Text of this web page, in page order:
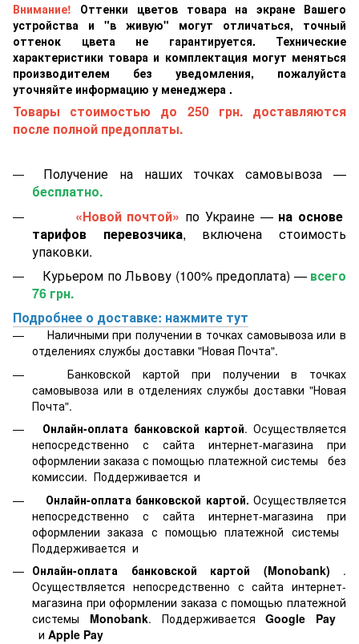
Внимание!
Оттенки цветов товара на экране Вашего
устройства и "в живую" могут отличаться, точный
оттенок цвета не гарантируется. Технические
характеристики товара и комплектация могут меняться
производителем без уведомления, пожалуйста
уточняйте информацию у менеджера .
Товары стоимостью до 250 грн. доставляются
после полной предоплаты.
Получение на наших точках самовывоза —
бесплатно.
«Новой почтой» по Украине — на основе
тарифов перевозчика, включена стоимость
упаковки.
Курьером по Львову (100% предоплата) — всего
76 грн.
Подробнее о доставке: нажмите тут
Наличными при получении в точках самовывоза или в
отделениях службы доставки "Новая Почта".
Банковской картой при получении в точках
самовывоза или в отделениях службы доставки "Новая
Почта".
Онлайн-оплата банковской картой. Осуществляется
непосредственно с сайта интернет-магазина при
оформлении заказа с помощью платежной системы
без
комиссии. Поддерживается и
Онлайн-оплата банковской картой. Осуществляется
непосредственно с сайта интернет-магазина при
оформлении заказа с помощью платежной системы
Поддерживается и
Онлайн-оплата банковской картой
(Monobank) .
Осуществляется непосредственно с сайта интернет-
магазина при оформлении заказа с помощью платежной
системы Monobank. ПоддерживаетсяGoogle Pay
и Apple Pay